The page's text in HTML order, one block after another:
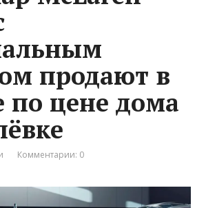
продают в
по цене дома
Комментарии: 0